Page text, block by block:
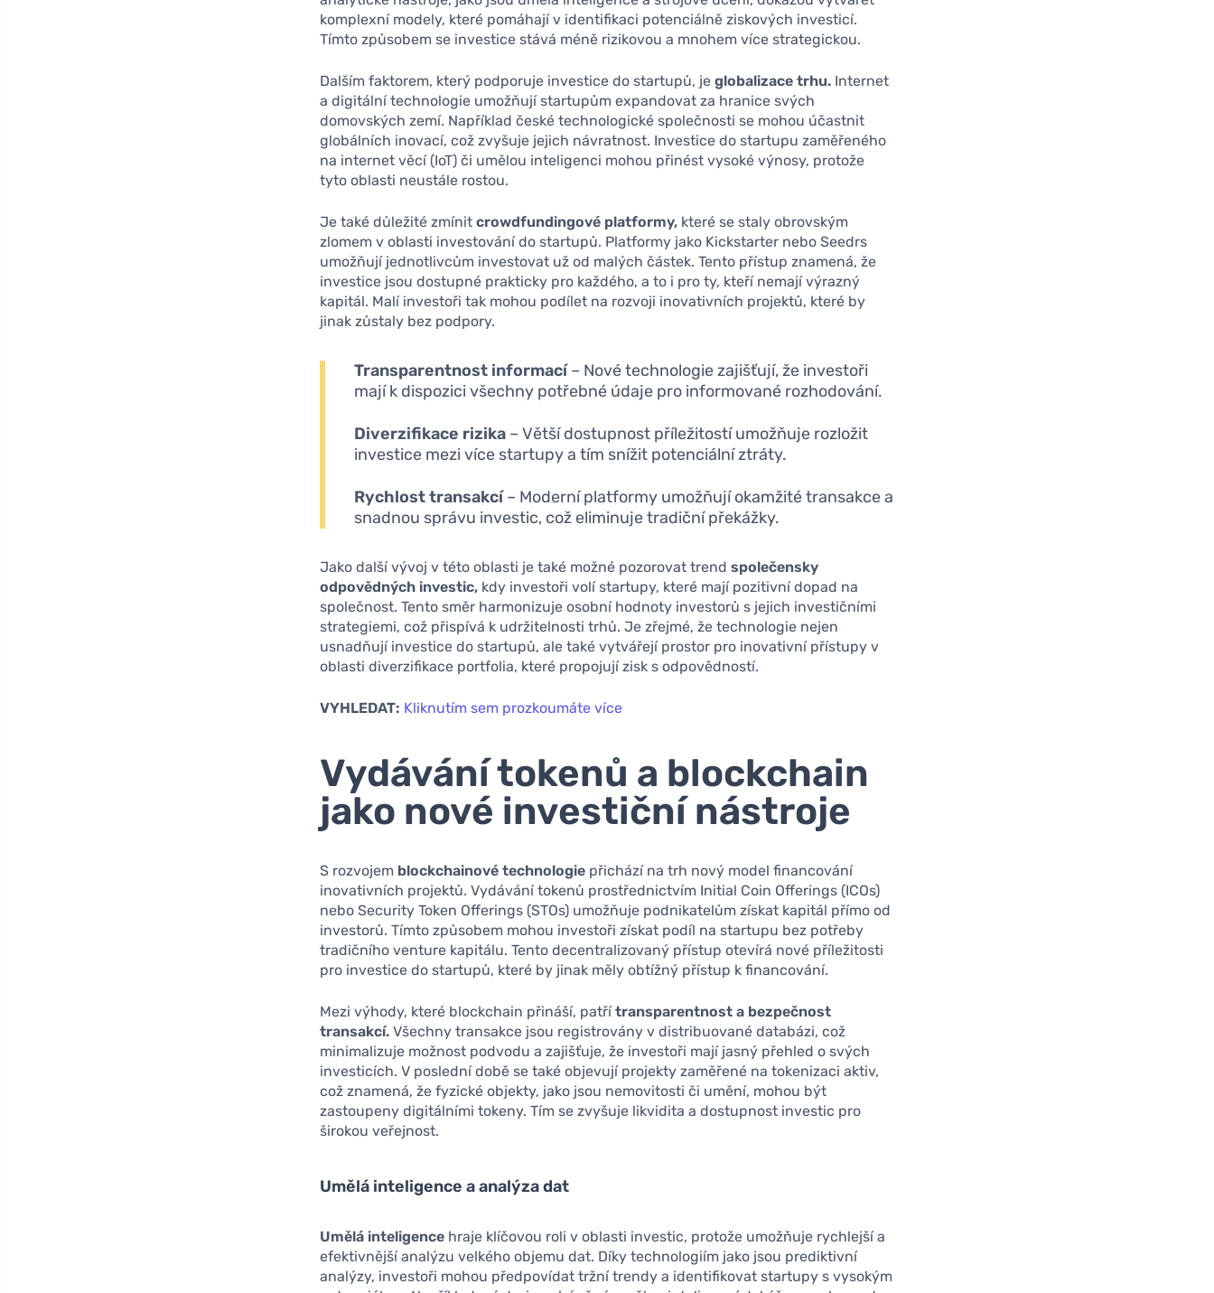
komplexní modely, které pomáhají v identifikaci potenciálně ziskových investicí.
Tímto způsobem se investice stává méně rizikovou a mnohem více strategickou.
Dalším faktorem, který podporuje investice do startupů, jeglobalizace trhu. Internet
a digitální technologie umožňují startupům expandovat za hranice svých
domovských zemí. Například české technologické společnosti se mohou účastnit
globálních inovací, což zvyšuje jejich návratnost. Investice do startupu zaměřeného
na internet věcí (IoT) či umělou inteligenci mohou přinést vysoké výnosy, protože
tyto oblasti neustále rostou.
Je také důležité zmínitcrowdfundingové platformy, které se staly obrovským
zlomem v oblasti investování do startupů. Platformy jako Kickstarter nebo Seedrs
umožňují jednotlivcům investovat už od malých částek. Tento přístup znamená, že
investice jsou dostupné prakticky pro každého, a to i pro ty, kteří nemají výrazný
kapitál. Malí investoři tak mohou podílet na rozvoji inovativních projektů, které by
jinak zůstaly bez podpory.
Transparentnost informací– Nové technologie zajišťují, že investoři
mají k dispozici všechny potřebné údaje pro informované rozhodování.
Diverzifikace rizika – Větší dostupnost příležitostí umožňuje rozložit
investice mezi více startupy a tím snížit potenciální ztráty.
Rychlost transakcí– Moderní platformy umožňují okamžité transakce a
snadnou správu investic, což eliminuje tradiční překážky.
Jako další vývoj v této oblasti je také možné pozorovat trendspolečensky
odpovědných investic, kdy investoři volí startupy, které mají pozitivní dopad na
společnost. Tento směr harmonizuje osobní hodnoty investorů s jejich investičními
strategiemi, což přispívá k udržitelnosti trhů. Je zřejmé, že technologie nejen
usnadňují investice do startupů, ale také vytvářejí prostor pro inovativní přístupy v
oblasti diverzifikace portfolia, které propojují zisk s odpovědností.
VYHLEDAT: Kliknutím sem prozkoumáte více
Vydávání tokenů a blockchain
jako nové investiční nástroje
S rozvojem blockchainové technologie přichází na trh nový model financování
inovativních projektů. Vydávání tokenů prostřednictvím Initial Coin Offerings (ICOs)
nebo Security Token Offerings (STOs) umožňuje podnikatelům získat kapitál přímo od
investorů. Tímto způsobem mohou investoři získat podíl na startupu bez potřeby
tradičního venture kapitálu. Tento decentralizovaný přístup otevírá nové příležitosti
pro investice do startupů, které by jinak měly obtížný přístup k financování.
Mezi výhody, které blockchain přináší, patřítransparentnost a bezpečnost
transakcí. Všechny transakce jsou registrovány v distribuované databázi, což
minimalizuje možnost podvodu a zajišťuje, že investoři mají jasný přehled o svých
investicích. V poslední době se také objevují projekty zaměřené na tokenizaci aktiv,
což znamená, že fyzické objekty, jako jsou nemovitosti či umění, mohou být
zastoupeny digitálními tokeny. Tím se zvyšuje likvidita a dostupnost investic pro
širokou veřejnost.
Umělá inteligence a analýza dat
Umělá inteligence hraje klíčovou roli v oblasti investic, protože umožňuje rychlejší a
efektivnější analýzu velkého objemu dat. Díky technologiím jako jsou prediktivní
analýzy, investoři mohou předpovídat tržní trendy a identifikovat startupy s vysokým